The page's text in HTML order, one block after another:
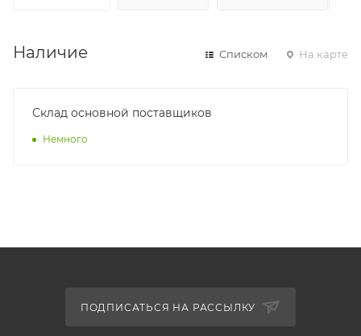
Наличие Списком На карте
Склад основной поставщиков
Немного
ПОДПИСАТЬСЯ НА РАССЫЛКУ